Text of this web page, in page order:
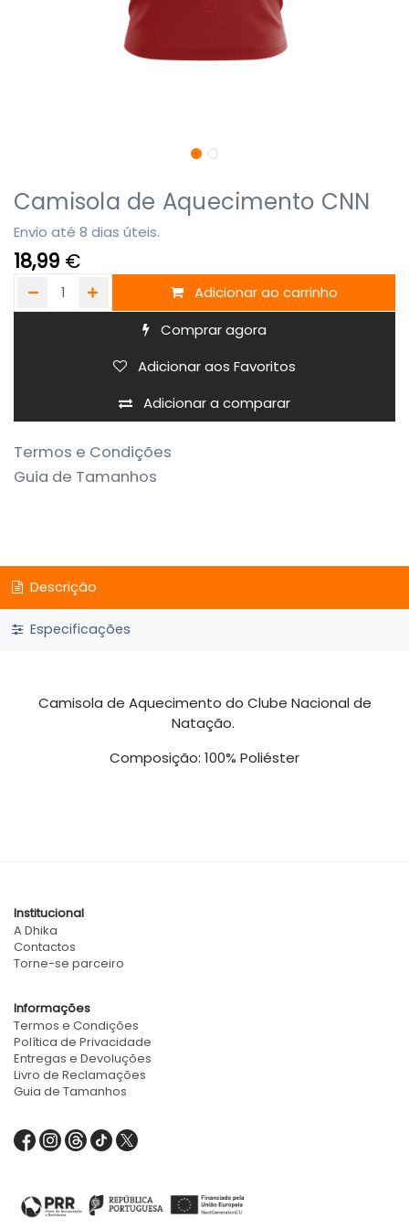
Camisola de Aquecimento CNN
Envio até 8 dias úteis.
18,99 €
Adicionar ao carrinho
Comprar agora
Adicionar a comparar
Adicionar aos Favoritos
Termos e Condições
Guia de Tamanhos
Descrição
Especificações
Camisola de Aquecimento do Clube Nacional de
Natação.
Composição: 100% Poliéster
Institucional
A Dhika
Contactos
Torne-se parceiro
Informações
Termos e Condições
Política de Privacidade
Entregas e Devoluções
Livro de Reclamações
Guia de Tamanhos